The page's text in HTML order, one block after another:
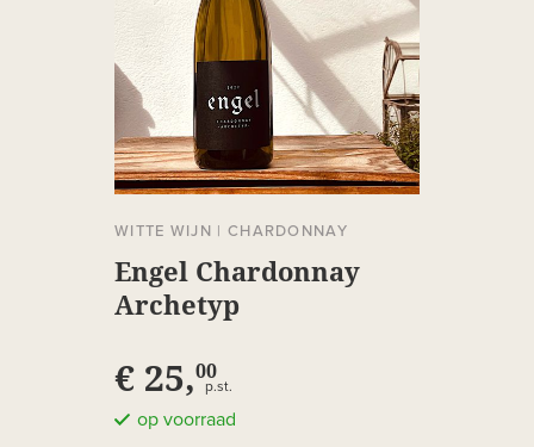
WITTE WIJN | CHARDONNAY
Engel Chardonnay
Archetyp
€ 25,00
p.st.
op voorraad